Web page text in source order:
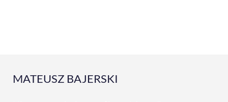
r
MATEUSZ BAJERSKI